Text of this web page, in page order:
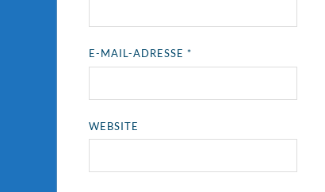
E-MAIL-ADRESSE*
WEBSITE